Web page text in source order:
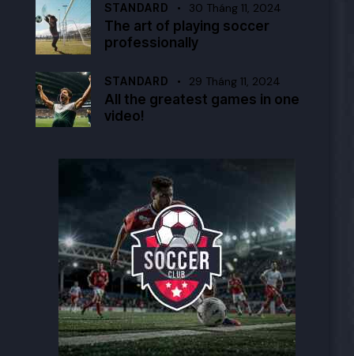
STANDARD 30 Tháng 11, 2024
The art of playing soccer
professionally
STANDARD 29 Tháng 11, 2024
All the greatest games in one
video!